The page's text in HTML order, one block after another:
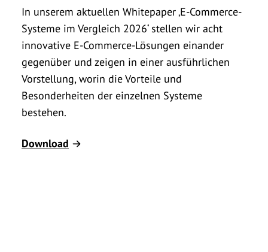
In unserem aktuellen Whitepaper ‚E-Commerce-
Systeme im Vergleich 2026‘ stellen wir acht
innovative E-Commerce-Lösungen einander
gegenüber und zeigen in einer ausführlichen
Vorstellung, worin die Vorteile und
Besonderheiten der einzelnen Systeme
bestehen.
Download